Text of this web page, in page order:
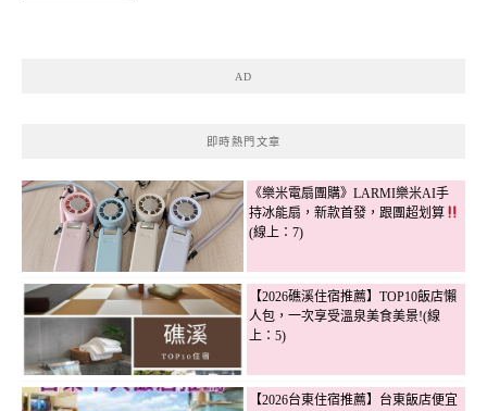
AD
即時熱門文章
《樂米電扇團購》LARMI樂米AI手
持冰能扇，新款首發，跟團超划算
(線上：7)
【2026礁溪住宿推薦】TOP10飯店懶
人包，一次享受溫泉美食美景!(線
上：5)
【2026台東住宿推薦】台東飯店便宜